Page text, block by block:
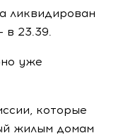
ликвидирован
в 23.39.
уже
которые
жилым домам